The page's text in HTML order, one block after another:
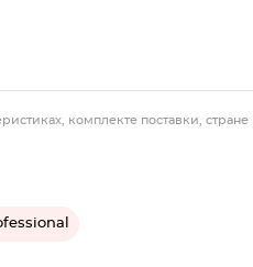
комплекте поставки, стране